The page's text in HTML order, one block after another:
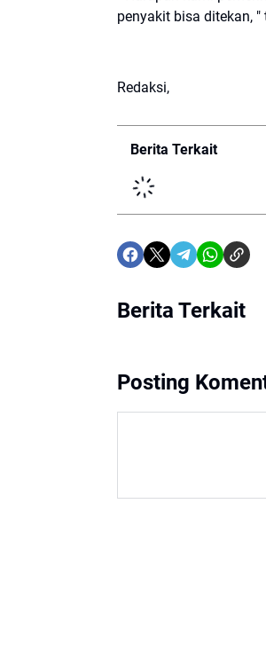
penyakit bisa ditekan, "
Redaksi,
Berita Terkait
Berita Terkait
Posting